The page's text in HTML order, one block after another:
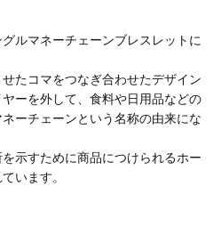
ルマネーチェーンブレスレットに
たコマをつなぎ合わせたデザイン
ーを外して、食料や日用品などの
ーチェーンという名称の由来にな
示すために商品につけられるホー
います。